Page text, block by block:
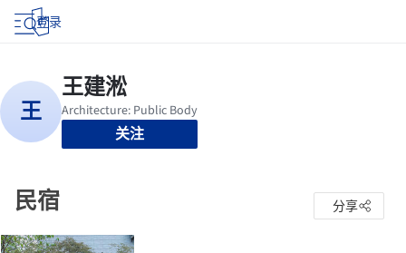
登录
关注
民宿 分享